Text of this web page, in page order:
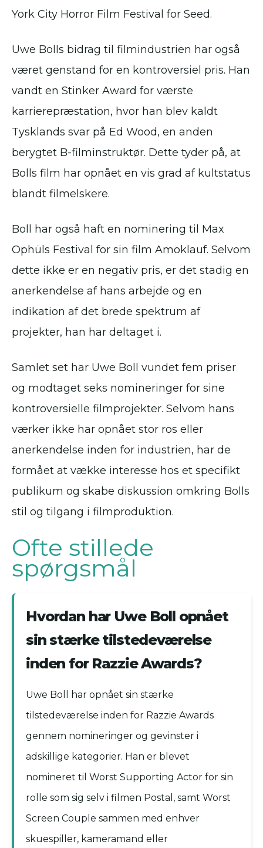
York City Horror Film Festival for Seed.
Uwe Bolls bidrag til filmindustrien har også
været genstand for en kontroversiel pris. Han
vandt en Stinker Award for værste
karrierepræstation, hvor han blev kaldt
Tysklands svar på Ed Wood, en anden
berygtet B-filminstruktør. Dette tyder på, at
Bolls film har opnået en vis grad af kultstatus
blandt filmelskere.
Boll har også haft en nominering til Max
Ophüls Festival for sin film Amoklauf. Selvom
dette ikke er en negativ pris, er det stadig en
anerkendelse af hans arbejde og en
indikation af det brede spektrum af
projekter, han har deltaget i.
Samlet set har Uwe Boll vundet fem priser
og modtaget seks nomineringer for sine
kontroversielle filmprojekter. Selvom hans
værker ikke har opnået stor ros eller
anerkendelse inden for industrien, har de
formået at vække interesse hos et specifikt
publikum og skabe diskussion omkring Bolls
stil og tilgang i filmproduktion.
Ofte stillede
spørgsmål
Hvordan har Uwe Boll opnået
sin stærke tilstedeværelse
inden for Razzie Awards?
Uwe Boll har opnået sin stærke
tilstedeværelse inden for Razzie Awards
gennem nomineringer og gevinster i
adskillige kategorier. Han er blevet
nomineret til Worst Supporting Actor for sin
rolle som sig selv i filmen Postal, samt Worst
Screen Couple sammen med enhver
skuespiller, kameramand eller